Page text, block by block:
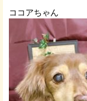
ココアちゃん